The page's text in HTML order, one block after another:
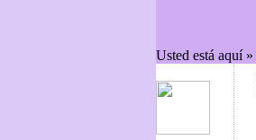
Usted está aquí »